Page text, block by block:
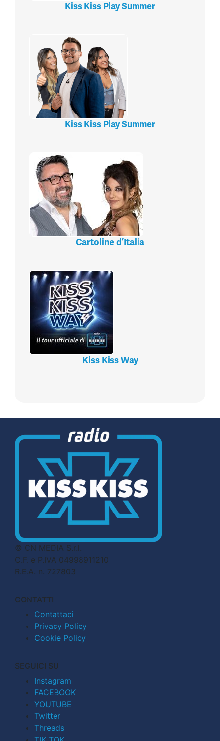
Kiss Kiss Play Summer
Kiss Kiss Play Summer
Cartoline d’Italia
Kiss Kiss Way
© CN MEDIA S.r.l.
C.F. e P.IVA 04998911210
R.E.A. n. 727803
CONTATTI
Contattaci
Privacy Policy
Cookie Policy
SEGUICI SU
Instagram
FACEBOOK
YOUTUBE
Twitter
Threads